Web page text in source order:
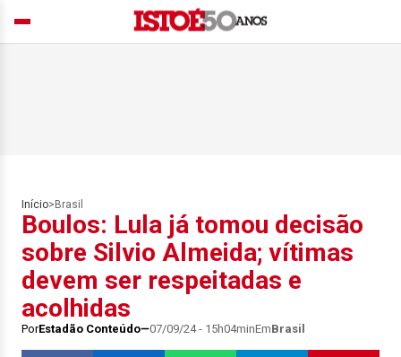
Início> Brasil
Boulos: Lula já tomou decisão
sobre Silvio Almeida; vítimas
devem ser respeitadas e
acolhidas
PorEstadão Conteúdo 07/09/24 - 15h04minEmBrasil